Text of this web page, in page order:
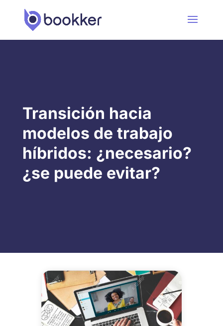
Transición hacia
modelos de trabajo
híbridos: ¿necesario?
¿se puede evitar?